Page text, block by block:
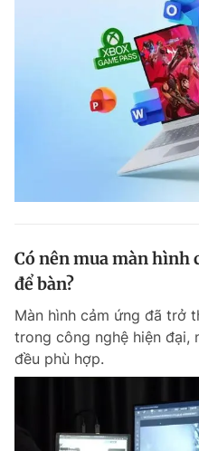
Có nên mua màn hình
để bàn?
Màn hình cảm ứng đã trở
trong công nghệ hiện đại,
đều phù hợp.